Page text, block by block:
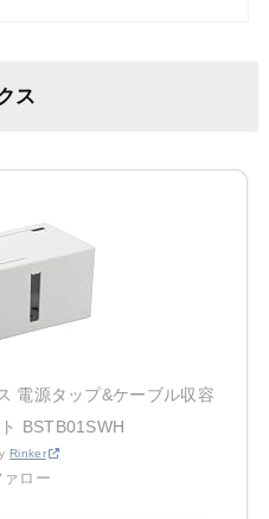
ス
電源タップ&ケーブル収容
BSTB01SWH
Rinker
ァロー